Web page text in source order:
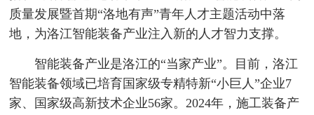
质量发展暨首期“洛地有声”青年人才主题活动中落
地，为洛江智能装备产业注入新的人才智力支撑。
智能装备产业是洛江的“当家产业”。目前，洛江
智能装备领域已培育国家级专精特新“小巨人”企业7
家、国家级高新技术企业56家。2024年，施工装备产